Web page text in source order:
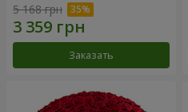
5 168 грн
Заказать